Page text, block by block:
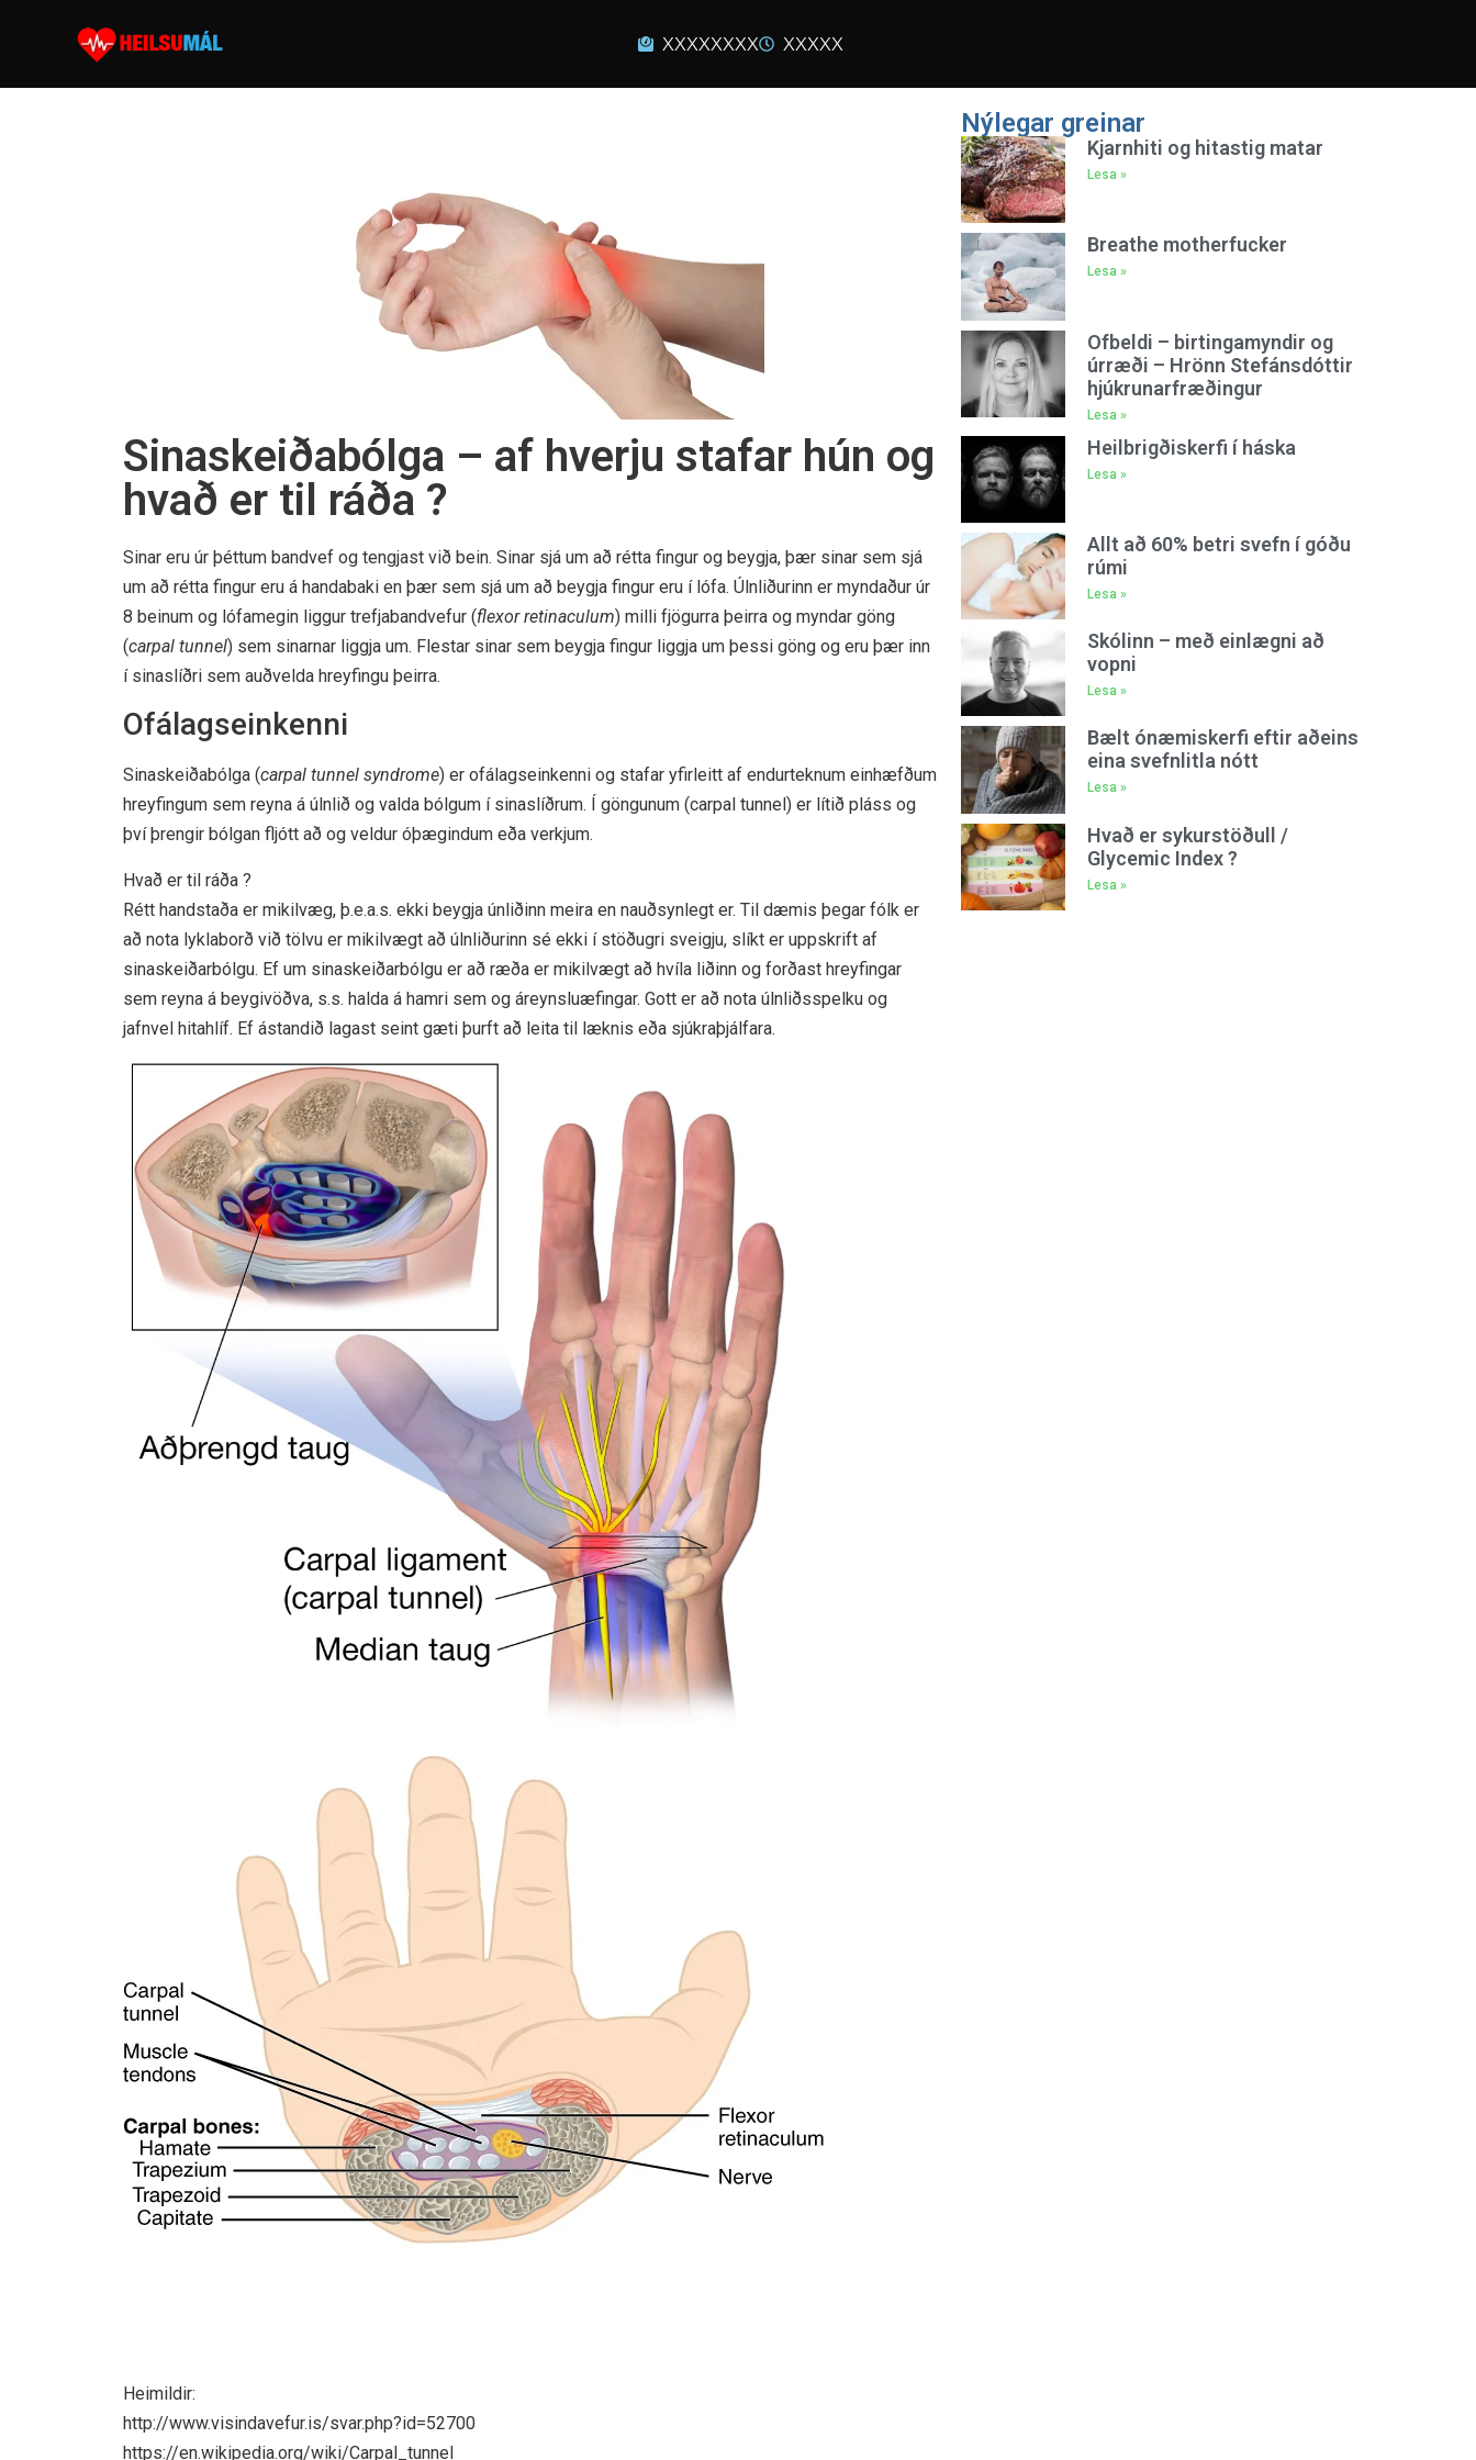
XXXXXXXX XXXXX
Sinaskeiðabólga – af hverju stafar hún og
hvað er til ráða ?
Sinar eru úr þéttum bandvef og tengjast við bein. Sinar sjá um að rétta fingur og beygja, þær sinar sem sjá
um að rétta fingur eru á handabaki en þær sem sjá um að beygja fingur eru í lófa. Úlnliðurinn er myndaður úr
8 beinum og lófamegin liggur trefjabandvefur (flexor retinaculum) milli fjögurra þeirra og myndar göng
(carpal tunnel) sem sinarnar liggja um. Flestar sinar sem beygja fingur liggja um þessi göng og eru þær inn
í sinaslíðri sem auðvelda hreyfingu þeirra.
Ofálagseinkenni
Sinaskeiðabólga (carpal tunnel syndrome) er ofálagseinkenni og stafar yfirleitt af endurteknum einhæfðum
hreyfingum sem reyna á úlnlið og valda bólgum í sinaslíðrum. Í göngunum (carpal tunnel) er lítið pláss og
því þrengir bólgan fljótt að og veldur óþægindum eða verkjum.
Hvað er til ráða ?
Rétt handstaða er mikilvæg, þ.e.a.s. ekki beygja únliðinn meira en nauðsynlegt er. Til dæmis þegar fólk er
að nota lyklaborð við tölvu er mikilvægt að úlnliðurinn sé ekki í stöðugri sveigju, slíkt er uppskrift af
sinaskeiðarbólgu. Ef um sinaskeiðarbólgu er að ræða er mikilvægt að hvíla liðinn og forðast hreyfingar
sem reyna á beygivöðva, s.s. halda á hamri sem og áreynsluæfingar. Gott er að nota úlnliðsspelku og
jafnvel hitahlíf. Ef ástandið lagast seint gæti þurft að leita til læknis eða sjúkraþjálfara.
Heimildir:
http://www.visindavefur.is/svar.php?id=52700
https://en.wikipedia.org/wiki/Carpal_tunnel
Nýlegar greinar
Kjarnhiti og hitastig matar
Lesa »
Breathe motherfucker
Lesa »
Ofbeldi – birtingamyndir og
úrræði – Hrönn Stefánsdóttir
hjúkrunarfræðingur
Lesa »
Heilbrigðiskerfi í háska
Lesa »
Allt að 60% betri svefn í góðu
rúmi
Lesa »
Skólinn – með einlægni að
vopni
Lesa »
Bælt ónæmiskerfi eftir aðeins
eina svefnlitla nótt
Lesa »
Hvað er sykurstöðull /
Glycemic Index ?
Lesa »